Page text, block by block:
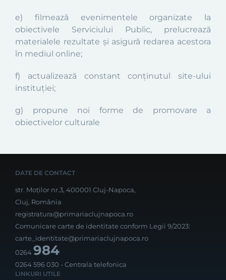
e) filmează evenimentele organizate la
obiectivele Serviciului Public, prelucrează
materialele rezultate și asigură redarea acestora
în mediul online;
f) actualizează constant conținutul site-ului
instituției;
g) propune noi forme de promovare a
obiectivelor culturale
DATE DE CONTACT
str. Moților nr.3, 400001 Cluj-Napoca,
Cluj, România
registratura@primariaclujnapoca.ro
Comunicare carte de identitate conform Legii 9/2023:
carte_identitate@primariaclujnapoca.ro
0264984
0264 596 030 - Centrala telefonica
LINKURI UTILE